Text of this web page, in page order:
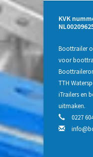
KVK
Boottrailer
voor
TTH
iTrailers en
uitmaken.
0227